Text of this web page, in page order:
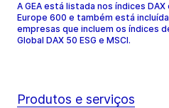
A GEA está listada nos índices DAX
Europe 600 e também está
empresas que incluem os índices
Global DAX 50 ESG e MSCI.
Produtos e serviços